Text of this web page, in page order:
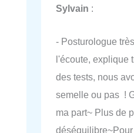
Sylvain :
- Posturologue
l'écoute, explique
des tests, nous
semelle ou pas !
ma part~ Plus de